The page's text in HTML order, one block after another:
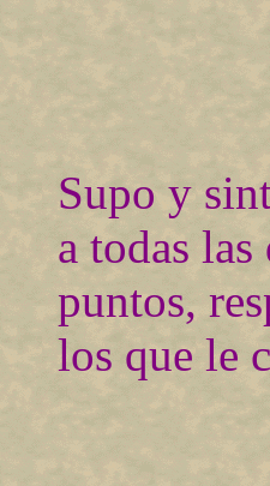
Supo y
a todas
puntos,
los que le